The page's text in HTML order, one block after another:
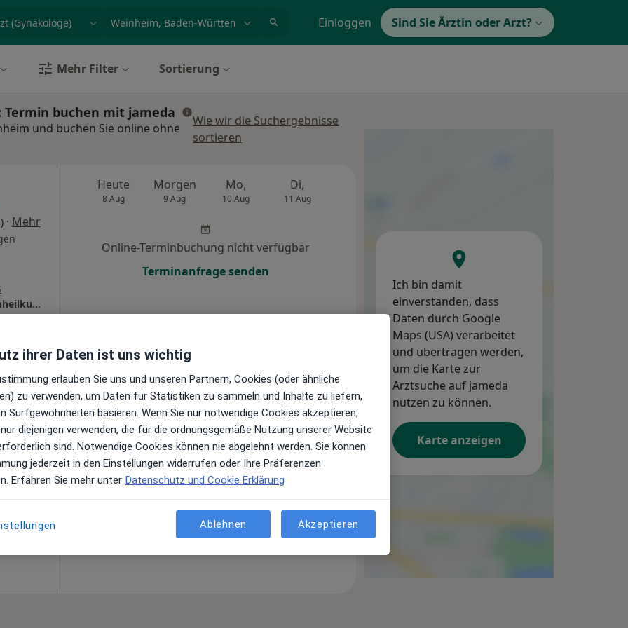
Einloggen Sind Sie Ärztin oder Arzt?
Mehr Filter Sortierung
buchen mit jameda
und buchen Sie online ohne
Wie wir die Suchergebnisse
sortieren
· Mehr
Praxis Albina Matthies Fachärztin für Frauenheilkunde und Geburtshilfe
Heute
8 Aug
Morgen
9 Aug
Mo,
10 Aug
Di,
11 Aug
Online-Terminbuchung nicht verfügbar
Terminanfrage senden
Heute
8 Aug
Morgen
9 Aug
Mo,
10 Aug
Di,
11 Aug
Mi,
12 Aug
Do, Fr,
Online-Terminbuchung nicht verfügbar
Terminanfrage senden
Ich bin damit
einverstanden, dass
Daten durch Google
Maps (USA) verarbeitet
und übertragen werden,
um die Karte zur
Arztsuche auf jameda
nutzen zu können.
Karte anzeigen
ihrer Daten ist uns wichtig
erlauben Sie uns und unseren Partnern, Cookies (oder ähnliche
zu verwenden, um Daten für Statistiken zu sammeln und Inhalte zu liefern,
Surfgewohnheiten basieren. Wenn Sie nur notwendige Cookies akzeptieren,
diejenigen verwenden, die für die ordnungsgemäße Nutzung unserer Website
sind. Notwendige Cookies können nie abgelehnt werden. Sie können
jederzeit in den Einstellungen widerrufen oder Ihre Präferenzen
Erfahren Sie mehr unter Datenschutz und Cookie Erklärung
Ablehnen Akzeptieren